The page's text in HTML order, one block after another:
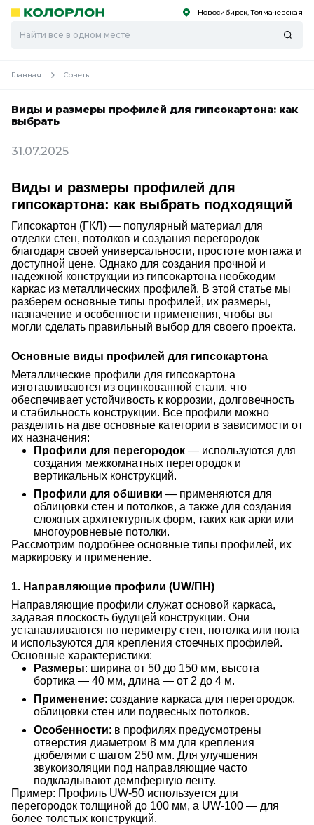
Скоро
Скоро Новосибирск, Толмачевская
Главная Советы
Виды и размеры профилей для гипсокартона: как
выбрать
31.07.2025
Виды и размеры профилей для
гипсокартона: как выбрать подходящий
Гипсокартон (ГКЛ) — популярный материал для
отделки стен, потолков и создания перегородок
благодаря своей универсальности, простоте монтажа и
доступной цене. Однако для создания прочной и
надежной конструкции из гипсокартона необходим
каркас из металлических профилей. В этой статье мы
разберем основные типы профилей, их размеры,
назначение и особенности применения, чтобы вы
могли сделать правильный выбор для своего проекта.
Основные виды профилей для гипсокартона
Металлические профили для гипсокартона
изготавливаются из оцинкованной стали, что
обеспечивает устойчивость к коррозии, долговечность
и стабильность конструкции. Все профили можно
разделить на две основные категории в зависимости от
их назначения:
Профили для перегородок — используются для
создания межкомнатных перегородок и
вертикальных конструкций.
Профили для обшивки — применяются для
облицовки стен и потолков, а также для создания
сложных архитектурных форм, таких как арки или
многоуровневые потолки.
Рассмотрим подробнее основные типы профилей, их
маркировку и применение.
1. Направляющие профили (UW/ПН)
Направляющие профили служат основой каркаса,
задавая плоскость будущей конструкции. Они
устанавливаются по периметру стен, потолка или пола
и используются для крепления стоечных профилей.
Основные характеристики:
Размеры: ширина от 50 до 150 мм, высота
бортика — 40 мм, длина — от 2 до 4 м.
Применение: создание каркаса для перегородок,
облицовки стен или подвесных потолков.
Особенности: в профилях предусмотрены
отверстия диаметром 8 мм для крепления
дюбелями с шагом 250 мм. Для улучшения
звукоизоляции под направляющие часто
подкладывают демпферную ленту.
Пример: Профиль UW-50 используется для
перегородок толщиной до 100 мм, а UW-100 — для
более толстых конструкций.